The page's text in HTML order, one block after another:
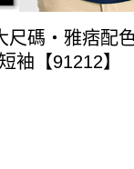
尺碼‧雅痞配
袖【91212】